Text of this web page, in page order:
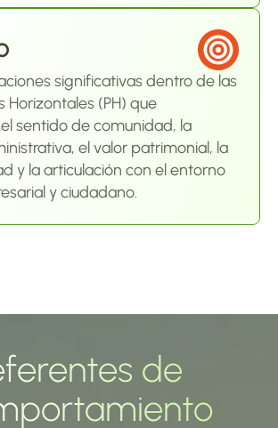
significativas dentro de las
Horizontales (PH) que
sentido de comunidad, la
el valor patrimonial, la
y la articulación con el entorno
y ciudadano.
de